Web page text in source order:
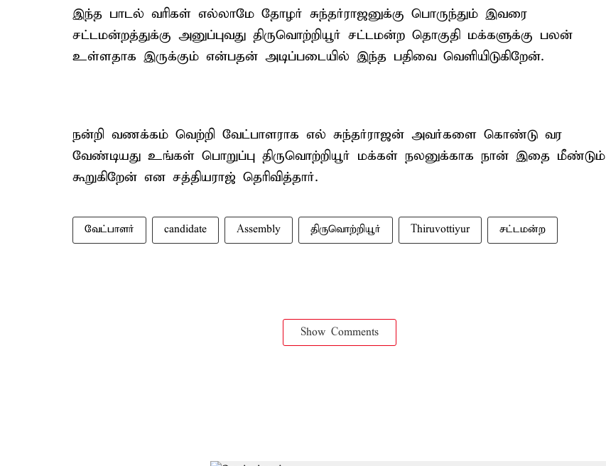
இந்த பாடல் வரிகள் எல்லாமே தோழர் சுந்தர்ராஜனுக்கு பொருந்தும் இவரை
சட்டமன்றத்துக்கு அனுப்புவது திருவொற்றியூர் சட்டமன்ற தொகுதி மக்களுக்கு பலன்
உள்ளதாக இருக்கும் என்பதன் அடிப்படையில் இந்த பதிவை வெளியிடுகிறேன்.
நன்றி வணக்கம் வெற்றி வேட்பாளராக எல் சுந்தர்ராஜன் அவர்களை கொண்டு வர
வேண்டியது உங்கள் பொறுப்பு திருவொற்றியூர் மக்கள் நலனுக்காக நான் இதை மீண்டும்
கூறுகிறேன் என சத்தியராஜ் தெரிவித்தார்.
வேட்பாளர் candidate Assembly திருவொற்றியூர் Thiruvottiyur சட்டமன்ற
Show Comments